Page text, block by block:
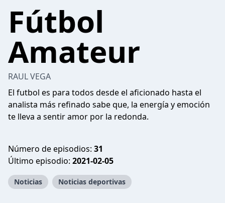
Fútbol
Amateur
RAUL VEGA
El futbol es para todos desde el aficionado hasta el
analista más refinado sabe que, la energía y emoción
te lleva a sentir amor por la redonda.
Número de episodios: 31
Último episodio: 2021-02-05
Noticias Noticias deportivas